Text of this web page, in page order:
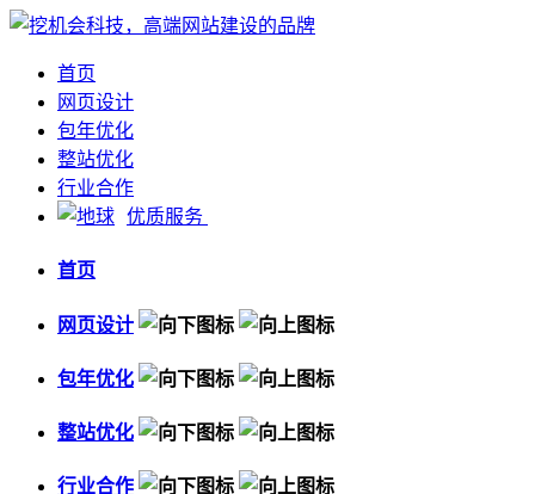
首页
网页设计
包年优化
整站优化
行业合作
优质服务
首页
网页设计
包年优化
整站优化
行业合作